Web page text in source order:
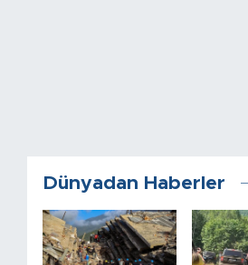
Dünyadan Haberler